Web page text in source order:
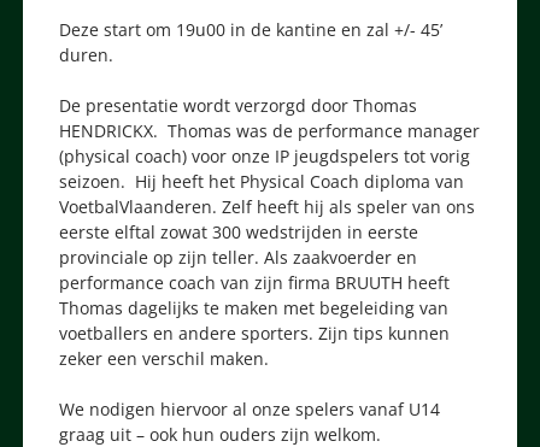
Deze start om 19u00 in de kantine en zal +/- 45’
duren.
De presentatie wordt verzorgd door Thomas
HENDRICKX. Thomas was de performance manager
(physical coach) voor onze IP jeugdspelers tot vorig
seizoen. Hij heeft het Physical Coach diploma van
VoetbalVlaanderen. Zelf heeft hij als speler van ons
eerste elftal zowat 300 wedstrijden in eerste
provinciale op zijn teller. Als zaakvoerder en
performance coach van zijn firma BRUUTH heeft
Thomas dagelijks te maken met begeleiding van
voetballers en andere sporters. Zijn tips kunnen
zeker een verschil maken.
We nodigen hiervoor al onze spelers vanaf U14
graag uit – ook hun ouders zijn welkom.